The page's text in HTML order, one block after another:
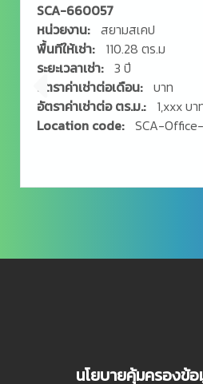
SCA-660058
หน่วยงาน: สยามสเคป
พื้นทีให้เช่า:
273.56 ตร.ม
ระยะเวลาเช่า: 3 ปี
อัตราค่าเช่าต่อเดือน: บาท
อัตราค่าเช่าต่อ ตร.ม.:
1,xxx บา
Location code: SCA-
นโยบายคุ้มครองข้